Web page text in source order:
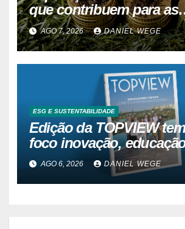
que contribuem para as
alterações climáticas
nos 62%
AGO 7, 2026 DANIEL WEGE
ESG E SUSTENTABILIDADE
Edição da TOPVIEW
foco inovação,
AGO 6, 2026 DANIEL WEGE